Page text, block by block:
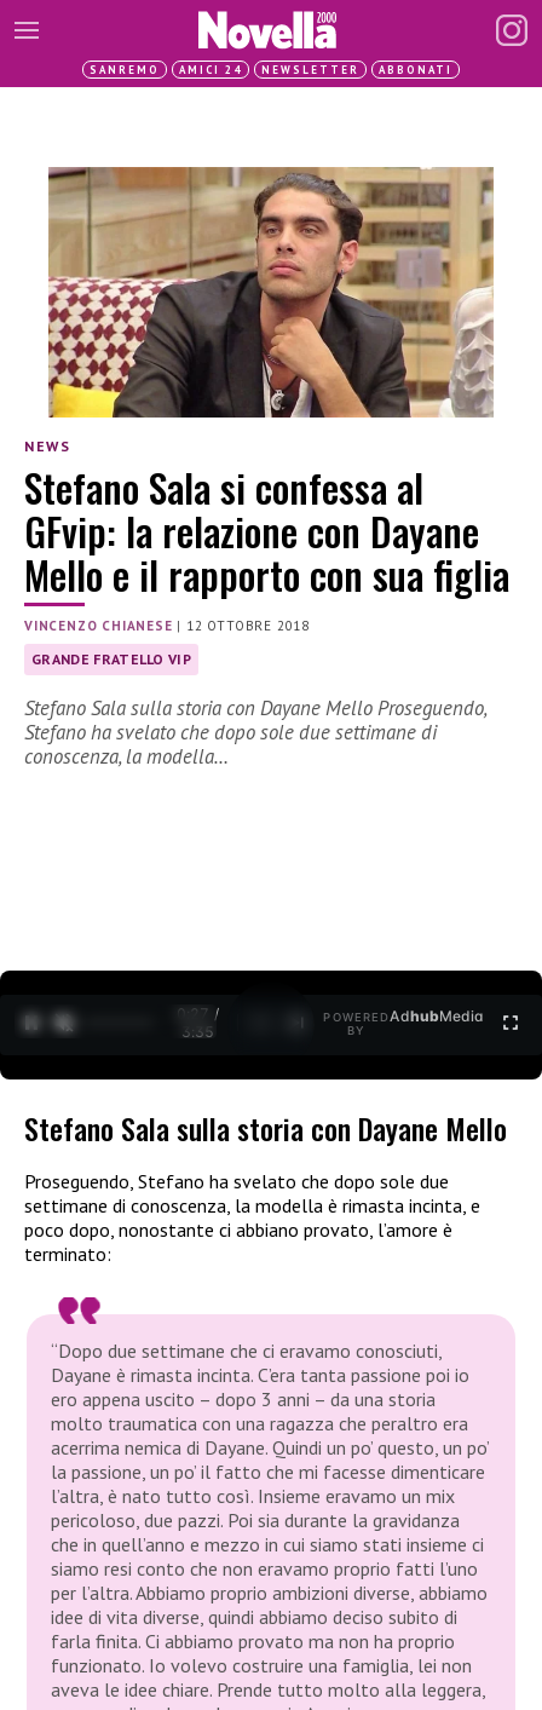
SANREMO AMICI 24 NEWSLETTER ABBONATI
NEWS
Stefano Sala si confessa al
GFvip: la relazione con Dayane
Mello e il rapporto con sua figlia
VINCENZO CHIANESE | 12 OTTOBRE 2018
GRANDE FRATELLO VIP
Stefano Sala sulla storia con Dayane Mello Proseguendo,
Stefano ha svelato che dopo sole due settimane di
conoscenza, la modella…
0:27 /
3:35
POWERED
BY
AdhubMedia
Stefano Sala sulla storia con Dayane Mello
Proseguendo, Stefano ha svelato che dopo sole due
settimane di conoscenza, la modella è rimasta incinta, e
poco dopo, nonostante ci abbiano provato, l’amore è
terminato:
“Dopo due settimane che ci eravamo conosciuti,
Dayane è rimasta incinta. C’era tanta passione poi io
ero appena uscito – dopo 3 anni – da una storia
molto traumatica con una ragazza che peraltro era
acerrima nemica di Dayane. Quindi un po’ questo, un po’
la passione, un po’ il fatto che mi facesse dimenticare
l’altra, è nato tutto così. Insieme eravamo un mix
pericoloso, due pazzi. Poi sia durante la gravidanza
che in quell’anno e mezzo in cui siamo stati insieme ci
siamo resi conto che non eravamo proprio fatti l’uno
per l’altra. Abbiamo proprio ambizioni diverse, abbiamo
idee di vita diverse, quindi abbiamo deciso subito di
farla finita. Ci abbiamo provato ma non ha proprio
funzionato. Io volevo costruire una famiglia, lei non
aveva le idee chiare. Prende tutto molto alla leggera,